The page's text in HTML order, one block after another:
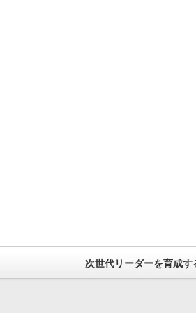
次世代リーダーを育成